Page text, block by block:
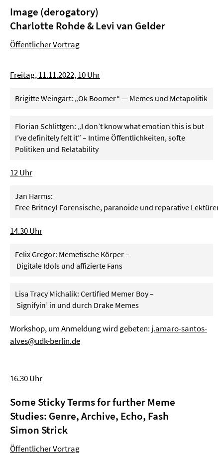
Image (derogatory)
Charlotte Rohde & Levi van Gelder
Öffentlicher Vortrag
Freitag, 11.11.2022, 10 Uhr
Brigitte Weingart: „Ok Boomer“ — Memes und Metapolitik
Florian Schlittgen: „I don’t know what emotion this is but
I’ve definitely felt it” – Intime Öffentlichkeiten, softe
Politiken und Relatability
12 Uhr
Jan Harms:
Free Britney! Forensische, paranoide und reparative Lektüren
14.30 Uhr
Felix Gregor: Memetische Körper –
Digitale Idols und affizierte Fans
Lisa Tracy Michalik: Certified Memer Boy –
Signifyin’ in und durch Drake Memes
Workshop, um Anmeldung wird gebeten: j.amaro-santos-
alves@udk-berlin.de
16.30 Uhr
Some Sticky Terms for further Meme
Studies: Genre, Archive, Echo, Fash
Simon Strick
Öffentlicher Vortrag